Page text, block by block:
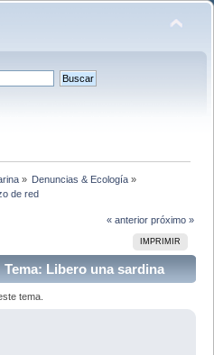
» Denuncias & Ecología»
de red
« anterior próximo »
IMPRIMIR
Tema: Libero una sardina
(Leído 9128 veces)
tema.